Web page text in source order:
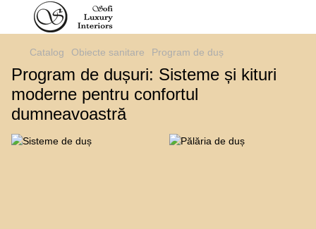
Catalog Obiecte sanitare Program de duș
Program de dușuri: Sisteme și kituri
moderne pentru confortul
dumneavoastră